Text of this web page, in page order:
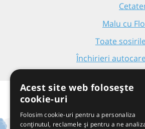
Malu cu
Toate
Închirieri
Acest site web folosește
cookie-uri
Folosim cookie-uri pentru a personaliza
conținutul, reclamele și pentru a ne